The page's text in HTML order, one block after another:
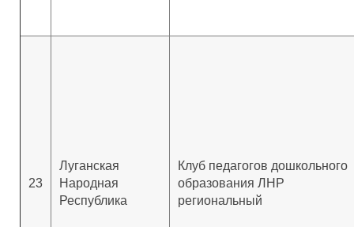
23
Луганская
Народная
Республика
Клуб педагогов дошкольного
образования ЛНР
региональный